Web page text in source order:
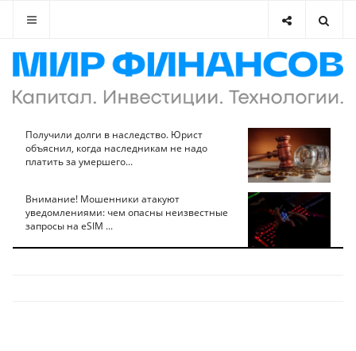
Получили долги в наследство. Юрист
объяснил, когда наследникам не надо
платить за умершего...
Внимание! Мошенники атакуют
уведомлениями: чем опасны неизвестные
запросы на eSIM ...